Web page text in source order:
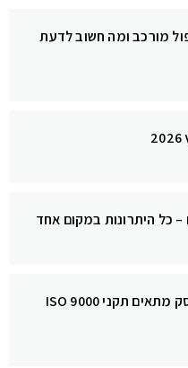
מורכב ומה חשוב לדעת
– כל היתרונות במקום אחד
חמדאן ג'לולי מסביר לאיזה סוג עסק מתאים תקני ISO 9000